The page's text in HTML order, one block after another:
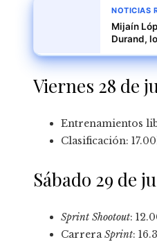
NOTICIAS
Mijaín
Durand,
Latina y
2024
Viernes 28 de
Entrenamientos
Clasificación:
Sábado 29 de
Sprint Shootout:
CarreraSprint: